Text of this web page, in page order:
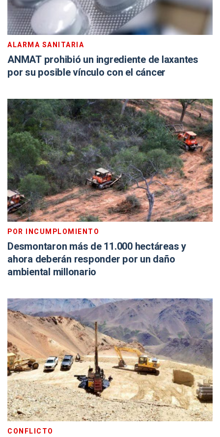
ALARMA SANITARIA
ANMAT prohibió un ingrediente de laxantes
por su posible vínculo con el cáncer
POR INCUMPLOMIENTO
Desmontaron más de 11.000 hectáreas y
ahora deberán responder por un daño
ambiental millonario
CONFLICTO